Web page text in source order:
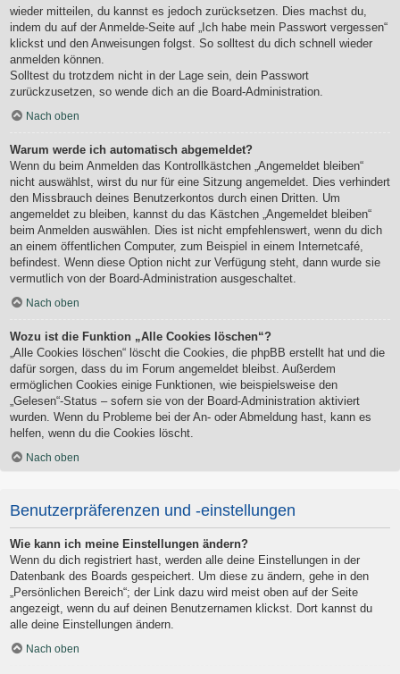
wieder mitteilen, du kannst es jedoch zurücksetzen. Dies machst du,
indem du auf der Anmelde-Seite auf „Ich habe mein Passwort vergessen“
klickst und den Anweisungen folgst. So solltest du dich schnell wieder
anmelden können.
Solltest du trotzdem nicht in der Lage sein, dein Passwort
zurückzusetzen, so wende dich an die Board-Administration.
Nach oben
Warum werde ich automatisch abgemeldet?
Wenn du beim Anmelden das Kontrollkästchen „Angemeldet bleiben“
nicht auswählst, wirst du nur für eine Sitzung angemeldet. Dies verhindert
den Missbrauch deines Benutzerkontos durch einen Dritten. Um
angemeldet zu bleiben, kannst du das Kästchen „Angemeldet bleiben“
beim Anmelden auswählen. Dies ist nicht empfehlenswert, wenn du dich
an einem öffentlichen Computer, zum Beispiel in einem Internetcafé,
befindest. Wenn diese Option nicht zur Verfügung steht, dann wurde sie
vermutlich von der Board-Administration ausgeschaltet.
Nach oben
Wozu ist die Funktion „Alle Cookies löschen“?
„Alle Cookies löschen“ löscht die Cookies, die phpBB erstellt hat und die
dafür sorgen, dass du im Forum angemeldet bleibst. Außerdem
ermöglichen Cookies einige Funktionen, wie beispielsweise den
„Gelesen“-Status – sofern sie von der Board-Administration aktiviert
wurden. Wenn du Probleme bei der An- oder Abmeldung hast, kann es
helfen, wenn du die Cookies löscht.
Nach oben
Benutzerpräferenzen und -einstellungen
Wie kann ich meine Einstellungen ändern?
Wenn du dich registriert hast, werden alle deine Einstellungen in der
Datenbank des Boards gespeichert. Um diese zu ändern, gehe in den
„Persönlichen Bereich“; der Link dazu wird meist oben auf der Seite
angezeigt, wenn du auf deinen Benutzernamen klickst. Dort kannst du
alle deine Einstellungen ändern.
Nach oben